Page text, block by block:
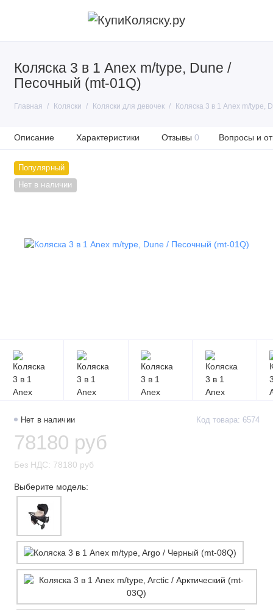
Коляска 3 в 1 Anex m/type, Dune /
Песочный (mt-01Q)
Главная Коляски Коляски для девочек Коляска 3 в 1 Anex m/type,
Описание Характеристики Отзывы 0 Вопросы и
Популярный
Нет в наличии
Нет в наличии Код товара: 6574
78180 руб
Без НДС: 78180 руб
Выберите модель: